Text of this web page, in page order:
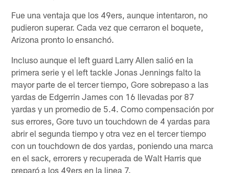
Fue una ventaja que los 49ers, aunque intentaron, no
pudieron superar. Cada vez que cerraron el boquete,
Arizona pronto lo ensanchó.
Incluso aunque el left guard Larry Allen salió en la
primera serie y el left tackle Jonas Jennings falto la
mayor parte de el tercer tiempo, Gore sobrepaso a las
yardas de Edgerrin James con 16 llevadas por 87
yardas y un promedio de 5.4. Como compensación por
sus errores, Gore tuvo un touchdown de 4 yardas para
abrir el segunda tiempo y otra vez en el tercer tiempo
con un touchdown de dos yardas, poniendo una marca
en el sack, errorers y recuperada de Walt Harris que
preparó a los 49ers en la linea 7.